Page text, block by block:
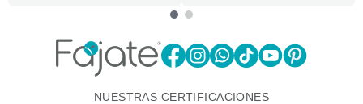
NUESTRAS CERTIFICACIONES